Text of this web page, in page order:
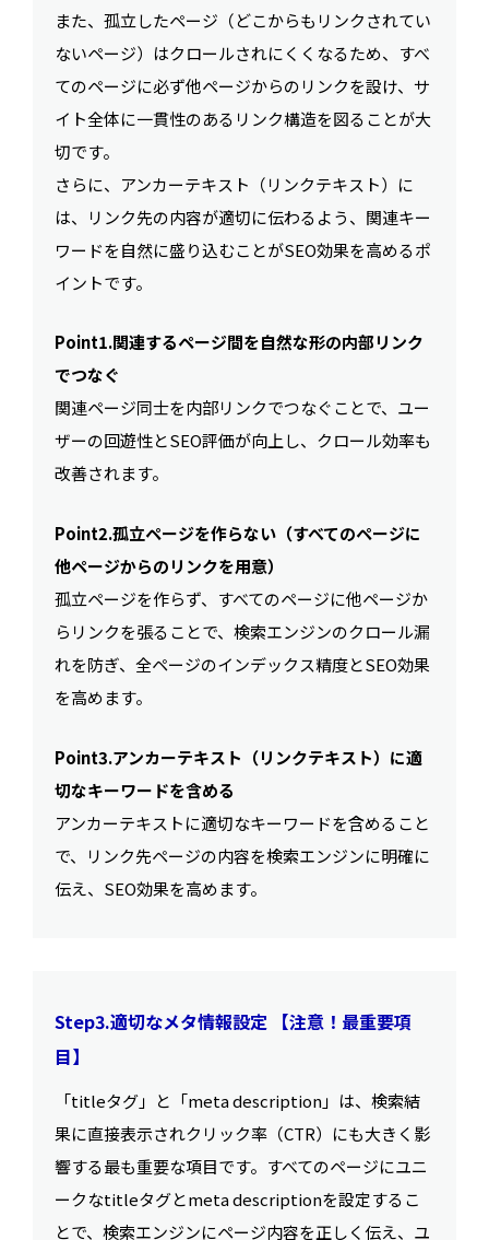
また、孤立したページ（どこからもリンクされてい
ないページ）はクロールされにくくなるため、すべ
てのページに必ず他ページからのリンクを設け、サ
イト全体に一貫性のあるリンク構造を図ることが大
切です。
さらに、アンカーテキスト（リンクテキスト）に
は、リンク先の内容が適切に伝わるよう、関連キー
ワードを自然に盛り込むことがSEO効果を高めるポ
イントです。
Point1.関連するページ間を自然な形の内部リンク
でつなぐ
関連ページ同士を内部リンクでつなぐことで、ユー
ザーの回遊性とSEO評価が向上し、クロール効率も
改善されます。
Point2.孤立ページを作らない（すべてのページに
他ページからのリンクを用意）
孤立ページを作らず、すべてのページに他ページか
らリンクを張ることで、検索エンジンのクロール漏
れを防ぎ、全ページのインデックス精度とSEO効果
を高めます。
Point3.アンカーテキスト（リンクテキスト）に適
切なキーワードを含める
アンカーテキストに適切なキーワードを含めること
で、リンク先ページの内容を検索エンジンに明確に
伝え、SEO効果を高めます。
Step3.適切なメタ情報設定 【注意！最重要項
目】
「titleタグ」と「meta description」は、検索結
果に直接表示されクリック率（CTR）にも大きく影
響する最も重要な項目です。すべてのページにユニ
ークなtitleタグとmeta descriptionを設定するこ
とで、検索エンジンにページ内容を正しく伝え、ユ